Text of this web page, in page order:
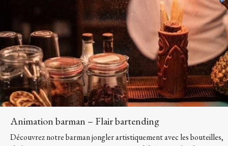
Animation barman – Flair bartending
Découvrez notre barman jongler artistiquement avec les bouteilles,